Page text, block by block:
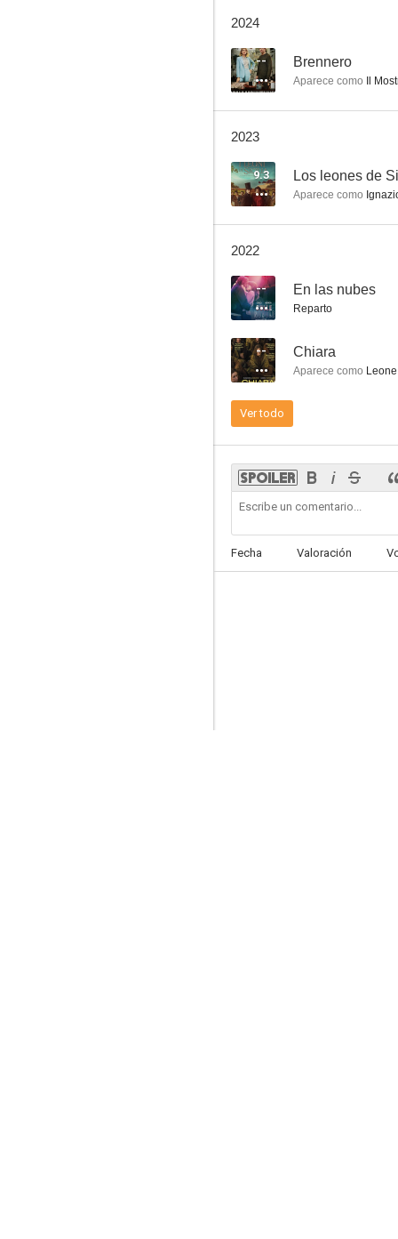
--
2024
-- Brennero
Aparece como Il
2023
9.3 Los leones de
Aparece como
2022
-- En las nubes
Reparto
-- Chiara
Aparece como Leone
Ver todo
Fecha Valoración